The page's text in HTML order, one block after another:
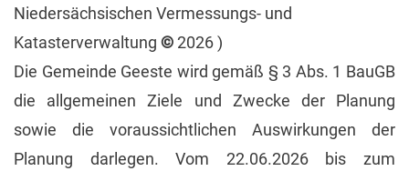
Niedersächsischen Vermessungs- und
Katasterverwaltung ©2026 )
Die Gemeinde Geeste wird gemäß § 3 Abs. 1 BauGB
die allgemeinen Ziele und Zwecke der Planung
sowie die voraussichtlichen Auswirkungen der
Planung darlegen. Vom 22.06.2026 bis zum